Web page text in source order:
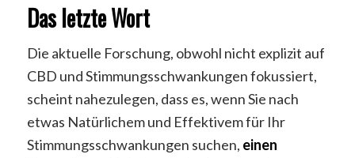
Das letzte Wort
Die aktuelle Forschung, obwohl nicht explizit auf
CBD und Stimmungsschwankungen fokussiert,
scheint nahezulegen, dass es, wenn Sie nach
etwas Natürlichem und Effektivem für Ihr
Stimmungsschwankungen suchen, einen